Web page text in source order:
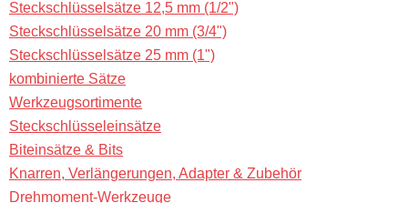
Steckschlüsselsätze 12,5 mm (1/2")
Steckschlüsselsätze 20 mm (3/4")
Steckschlüsselsätze 25 mm (1")
kombinierte Sätze
Werkzeugsortimente
Steckschlüsseleinsätze
Biteinsätze & Bits
Knarren, Verlängerungen, Adapter & Zubehör
Drehmoment-Werkzeuge